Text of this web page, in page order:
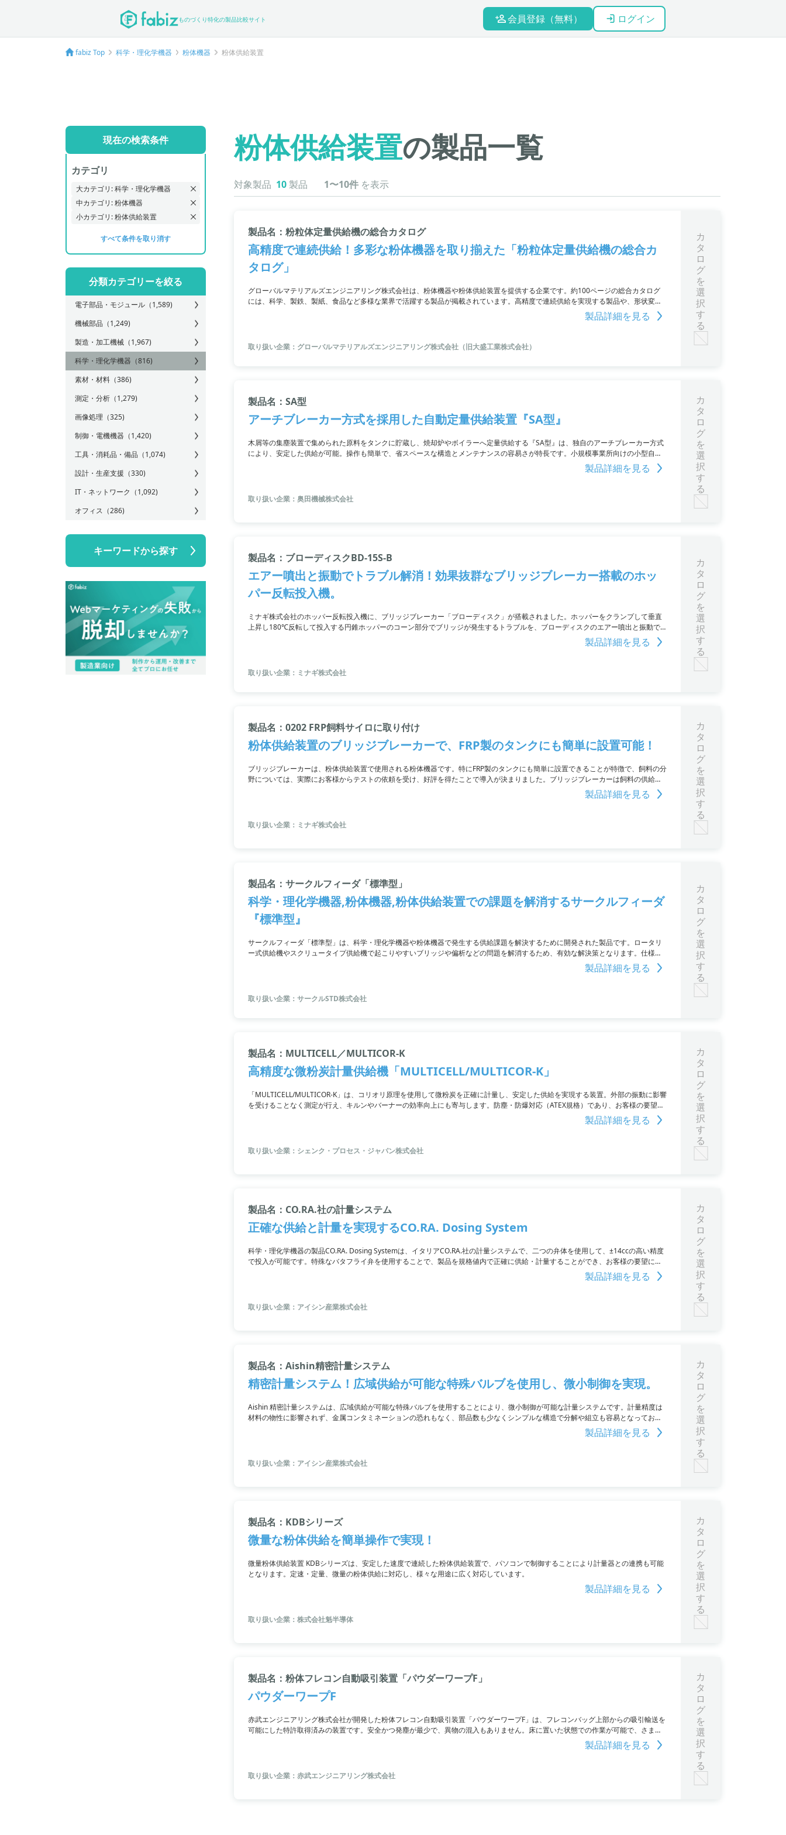
ものづくり特化の製品比較サイト 会員登録（無料） ログイン
fabiz Top 科学・理化学機器 粉体機器 粉体供給装置
現在の検索条件
カテゴリ
大カテゴリ: 科学・理化学機器
中カテゴリ: 粉体機器
小カテゴリ: 粉体供給装置
すべて条件を取り消す
分類カテゴリーを絞る
電子部品・モジュール （1,589)
機械部品 （1,249)
製造・加工機械 （1,967)
科学・理化学機器 （816)
素材・材料 （386)
測定・分析 （1,279)
画像処理 （325)
制御・電機機器 （1,420)
工具・消耗品・備品 （1,074)
設計・生産支援 （330)
IT・ネットワーク （1,092)
オフィス （286)
キーワードから探す
粉体供給装置の製品一覧
対象製品 10 製品 1〜10件 を表示
製品名：粉粒体定量供給機の総合カタログ
高精度で連続供給！多彩な粉体機器を取り揃えた「粉粒体定量供給機の総合カ
タログ」
グローバルマテリアルズエンジニアリング株式会社は、粉体機器や粉体供給装置を提供する企業です。約100ページの総合カタログ
には、科学、製鉄、製紙、食品など多様な業界で活躍する製品が掲載されています。高精度で連続供給を実現する製品や、形状変化
を防ぎながら定量供給が可能な製品、1基の貯留サイロからの多方向供給ができる製品など、様々な特長を備えた製品を詳しく紹介。
さらに、新製品情報として、ロードセル内蔵型の連続計量供給機「Grain Checker 1.0 Ibuki」も収録されています。興味のある方
製品詳細を見る
取り扱い企業：グローバルマテリアルズエンジニアリング株式会社（旧大盛工業株式会社）
カ
タ
ロ
グ
を
選
択
す
る
製品名：SA型
アーチブレーカー方式を採用した自動定量供給装置『SA型』
木屑等の集塵装置で集められた原料をタンクに貯蔵し、焼却炉やボイラーへ定量供給する『SA型』は、独自のアーチブレーカー方式
により、安定した供給が可能。操作も簡単で、省スペースな構造とメンテナンスの容易さが特長です。小規模事業所向けの小型自動
製品詳細を見る
取り扱い企業：奥田機械株式会社
カ
タ
ロ
グ
を
選
択
す
る
製品名：ブローディスクBD-15S-B
エアー噴出と振動でトラブル解消！効果抜群なブリッジブレーカー搭載のホッ
パー反転投入機。
ミナギ株式会社のホッパー反転投入機に、ブリッジブレーカー「ブローディスク」が搭載されました。ホッパーをクランプして垂直
上昇し180℃反転して投入する円錐ホッパーのコーン部分でブリッジが発生するトラブルを、ブローディスクのエアー噴出と振動で
製品詳細を見る
取り扱い企業：ミナギ株式会社
カ
タ
ロ
グ
を
選
択
す
る
製品名：0202 FRP飼料サイロに取り付け
粉体供給装置のブリッジブレーカーで、FRP製のタンクにも簡単に設置可能！
ブリッジブレーカーは、粉体供給装置で使用される粉体機器です。特にFRP製のタンクにも簡単に設置できることが特徴で、飼料の分
野については、実際にお客様からテストの依頼を受け、好評を得たことで導入が決まりました。ブリッジブレーカーは飼料の供給に
製品詳細を見る
取り扱い企業：ミナギ株式会社
カ
タ
ロ
グ
を
選
択
す
る
製品名：サークルフィーダ「標準型」
科学・理化学機器,粉体機器,粉体供給装置での課題を解消するサークルフィーダ
『標準型』
サークルフィーダ「標準型」は、科学・理化学機器や粉体機器で発生する供給課題を解決するために開発された製品です。ロータリ
ー式供給機やスクリュータイプ供給機で起こりやすいブリッジや偏析などの問題を解消するため、有効な解決策となります。仕様を
製品詳細を見る
取り扱い企業：サークルSTD株式会社
カ
タ
ロ
グ
を
選
択
す
る
製品名：MULTICELL／MULTICOR-K
高精度な微粉炭計量供給機「MULTICELL/MULTICOR-K」
「MULTICELL/MULTICOR-K」は、コリオリ原理を使用して微粉炭を正確に計量し、安定した供給を実現する装置。外部の振動に影響
を受けることなく測定が行え、キルンやバーナーの効率向上にも寄与します。防塵・防爆対応（ATEX規格）であり、お客様の要望に
製品詳細を見る
取り扱い企業：シェンク・プロセス・ジャパン株式会社
カ
タ
ロ
グ
を
選
択
す
る
製品名：CO.RA.社の計量システム
正確な供給と計量を実現するCO.RA. Dosing System
科学・理化学機器の製品CO.RA. Dosing Systemは、イタリアCO.RA.社の計量システムで、二つの弁体を使用して、±14ccの高い精度
で投入が可能です。特殊なバタフライ弁を使用することで、製品を規格値内で正確に供給・計量することができ、お客様の要望に合
製品詳細を見る
取り扱い企業：アイシン産業株式会社
カ
タ
ロ
グ
を
選
択
す
る
製品名：Aishin精密計量システム
精密計量システム！広域供給が可能な特殊バルブを使用し、微小制御を実現。
Aishin 精密計量システムは、広域供給が可能な特殊バルブを使用することにより、微小制御が可能な計量システムです。計量精度は
材料の物性に影響されず、金属コンタミネーションの恐れもなく、部品数も少なくシンプルな構造で分解や組立も容易となっており
製品詳細を見る
取り扱い企業：アイシン産業株式会社
カ
タ
ロ
グ
を
選
択
す
る
製品名：KDBシリーズ
微量な粉体供給を簡単操作で実現！
微量粉体供給装置 KDBシリーズは、安定した速度で連続した粉体供給装置で、パソコンで制御することにより計量器との連携も可能
となります。定速・定量、微量の粉体供給に対応し、様々な用途に広く対応しています。
製品詳細を見る
取り扱い企業：株式会社魁半導体
カ
タ
ロ
グ
を
選
択
す
る
製品名：粉体フレコン自動吸引装置「パウダーワープF」
パウダーワープF
赤武エンジニアリング株式会社が開発した粉体フレコン自動吸引装置「パウダーワープF」は、フレコンバッグ上部からの吸引輸送を
可能にした特許取得済みの装置です。安全かつ発塵が最少で、異物の混入もありません。床に置いた状態での作業が可能で、さまざ
製品詳細を見る
取り扱い企業：赤武エンジニアリング株式会社
カ
タ
ロ
グ
を
選
択
す
る